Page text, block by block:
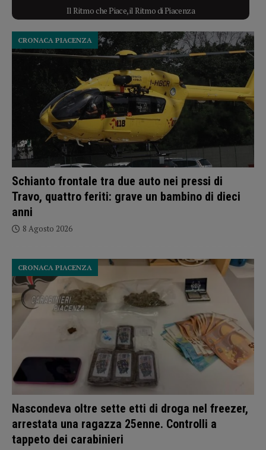
Il Ritmo che Piace, il Ritmo di Piacenza
Schianto frontale tra due auto nei pressi di
Travo, quattro feriti: grave un bambino di dieci
anni
CRONACA PIACENZA
8 Agosto 2026
Nascondeva oltre sette etti di droga nel freezer,
arrestata una ragazza 25enne. Controlli a
tappeto dei carabinieri
CRONACA PIACENZA